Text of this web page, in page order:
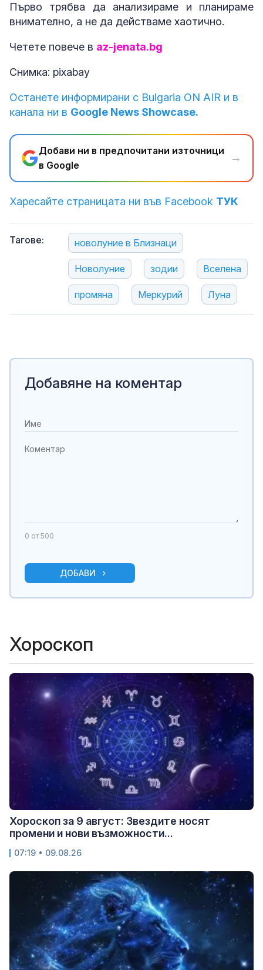
Първо трябва да анализираме и планираме
внимателно, а не да действаме хаотично.
Четете повече в az-jenata.bg
Снимка: pixabay
Останете информирани с Bulgaria ON AIR и в
канала ни в Google News Showcase.
Добави ни в предпочитани източници
в Google
→
Харесайте страницата ни във Facebook ТУК
Тагове: новолуние в Близнаци
Новолуние зодии Вселена
промяна Меркурий Луна
Добавяне на коментар
0 от 500
ДОБАВИ
Хороскоп
Хороскоп за 9 август: Звездите носят
промени и нови възможности...
07:19 • 09.08.26